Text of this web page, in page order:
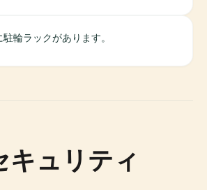
輪ラックがあります。
キュリティ